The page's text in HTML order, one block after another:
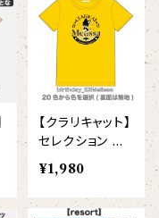
【クラリキャット】
セレクション 半
袖Tシャツ片面
(大人)
¥1,980